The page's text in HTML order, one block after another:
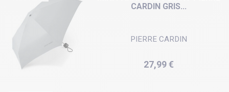
CARDIN GRIS...
PIERRE CARDIN
Prix
27,99 €